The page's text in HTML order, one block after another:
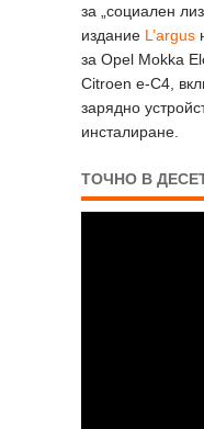
за „социален
издание L’argus
за Opel Mokka
Citroen e-C4,
зарядно
инсталиране.
ТОЧНО В